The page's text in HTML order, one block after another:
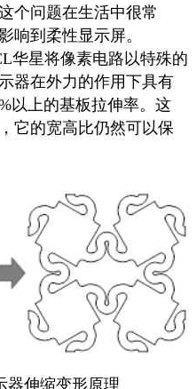
个问题在生活中很常
响到柔性显示屏。
华星将像素电路以特殊的
器在外力的作用下具有
以上的基板拉伸率。这
它的宽高比仍然可以保
器伸缩变形原理